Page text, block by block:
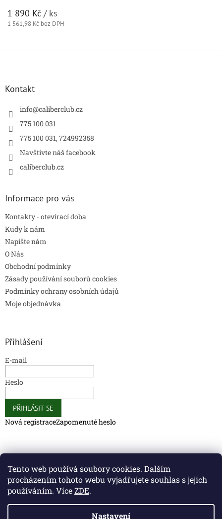
Tento web používá soubory cookies. Dalším
procházením tohoto webu vyjadřujete souhlas s jejich
používáním. VíceZDE.
Nastavení
1 890 Kč / ks
1 561,98 Kč bez DPH
Z
Kontakt
info@caliberclub.cz
775 100 031
775 100 031, 724992358
Navštivte náš facebook
caliberclub.cz
Informace pro vás
Kontakty - otevírací doba
Kudy k nám
Napište nám
O Nás
Obchodní podmínky
Zásady používání souborů cookies
Podmínky ochrany osobních údajů
Moje objednávka
Přihlášení
E-mail
Heslo
PŘIHLÁSIT SE
Nová registraceZapomenuté heslo